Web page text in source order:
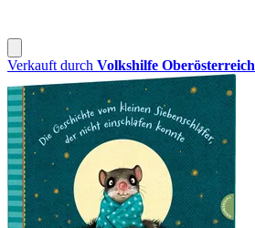
Verkauft durch Volkshilfe Oberösterreich